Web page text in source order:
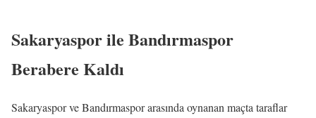
Sakaryaspor ile Bandırmaspor
Berabere Kaldı
Sakaryaspor ve Bandırmaspor arasında oynanan maçta taraflar